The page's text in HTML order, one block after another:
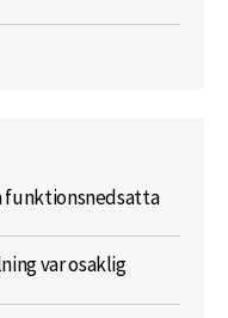
funktionsnedsatta
var osaklig